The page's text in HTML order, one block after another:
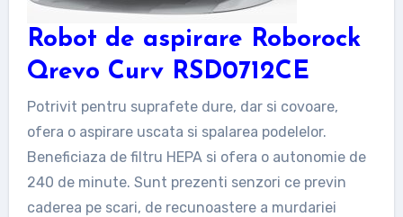
Robot de aspirare Roborock
Qrevo Curv RSD0712CE
Potrivit pentru suprafete dure, dar si covoare,
ofera o aspirare uscata si spalarea podelelor.
Beneficiaza de filtru HEPA si ofera o autonomie de
240 de minute. Sunt prezenti senzori ce previn
caderea pe scari, de recunoastere a murdariei